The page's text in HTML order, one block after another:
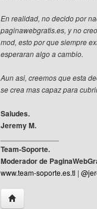
En realidad, no decido por
paginawebgratis.es, y no
mod, esto por que siempre
esperaran algo a cambio.
Aun asi, creemos que esta
se crea mas capaz para
Saludes.
Jeremy M.
Team-Soporte.
Moderador de
www.team-soporte.es.tl |
Visitar sitio web del